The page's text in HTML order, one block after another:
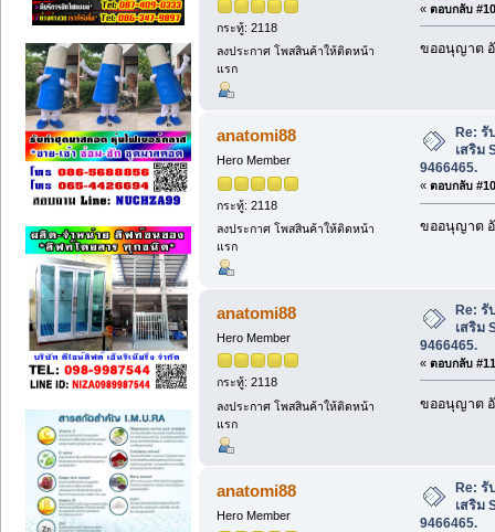
กระทู้: 2118
ลงประกาศ โพสสินค้าให้ติดหน้า
แรก
« ตอบกลับ
ขออนุญาต
anatomi88
Hero Member
กระทู้: 2118
ลงประกาศ โพสสินค้าให้ติดหน้า
แรก
Re:
เสริม
9466465.
« ตอบกลับ
ขออนุญาต
anatomi88
Hero Member
กระทู้: 2118
ลงประกาศ โพสสินค้าให้ติดหน้า
แรก
Re:
เสริม
9466465.
« ตอบกลับ
ขออนุญาต
anatomi88
Hero Member
Re: รั
เสริม
9466465.